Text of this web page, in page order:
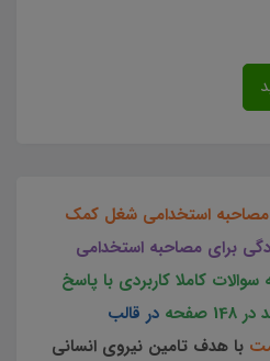
مصاحبه استخدامی شغل کمک
برای مصاحبه استخدامی
کاملا کاربردی با پاسخ
در قالب
با هدف تامین نیروی انسانی